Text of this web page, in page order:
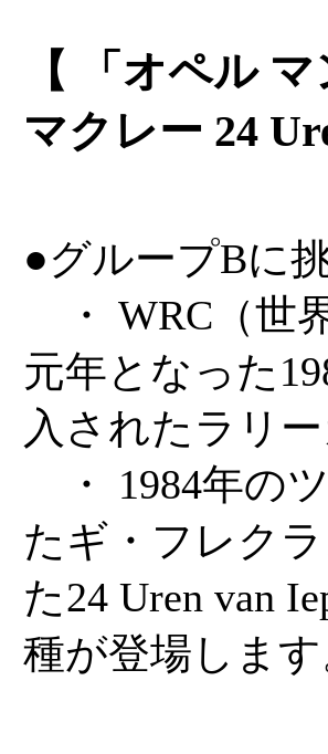
【 「オペル
マクレー 24
●グループBに
・ WRC（世
元年となった
入されたラリー
・ 1984年の
たギ・フレク
た24 Uren van
種が登場します